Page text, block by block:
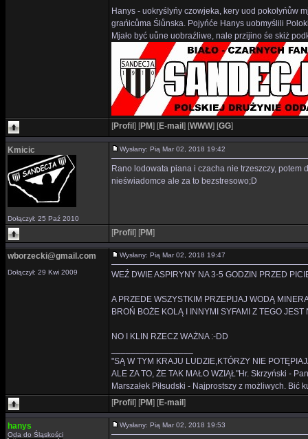
Hanys - uokryślyńy czowjeka, kery uod pokolyńůw
grańicůma Ślůnska. Pojyńće Hanys uobmyślili
Mjało być uůne uobraźliwe, nale przijino śe skiż
[Profil ] [PM] [E-mail ] [WWW] [GG]
Kmicic
Dołączył: 25 Paź 2010
Wysłany: Pią Mar 02, 2018 19:42
Rano lodowata piana i czacha nie trzeszczy, potem
nieświadomce ale za to bezstresowo;D
[Profil ] [PM]
wborzecki@gmail.com
Dołączył: 29 Kwi 2009
Wysłany: Pią Mar 02, 2018 19:47
WEŹ DWIE ASPIRYNY NA 3-5 GODZIN PRZED
A PRZEDE WSZYSTKIM PRZEPIJAJ WODĄ
BROŃ BOŻE KOLĄ I INNYMI SYFAMI Z TEGO JEST
NO I KLIN RZECZ WAŻNA :-DD
"SĄ W TYM KRAJU LUDZIE,KTÓRZY NIE
ALE ZA TO, ŻE TAK MAŁO WZIĄŁ"Hr. Skrzyński -
Marszałek Piłsudski - Najprostszy z możliwych. Bić
[Profil ] [PM] [E-mail ]
hanys
Oda do Śląskości
Wysłany: Pią Mar 02, 2018 19:53